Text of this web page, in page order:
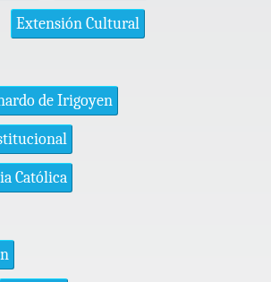
Extensión Cultural
de Irigoyen
Católica